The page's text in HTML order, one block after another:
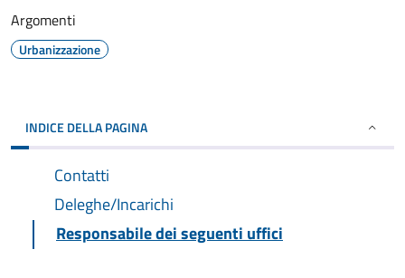
Argomenti
Urbanizzazione
INDICE DELLA PAGINA
Contatti
Deleghe/Incarichi
Responsabile dei seguenti uffici